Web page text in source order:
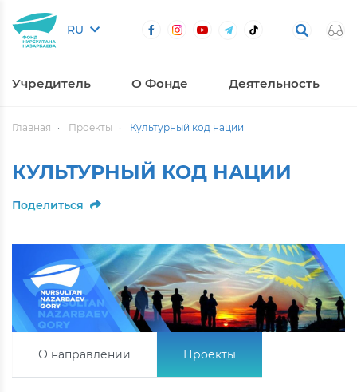
RU
Учредитель О Фонде Деятельность
Главная Проекты Культурный код нации
КУЛЬТУРНЫЙ КОД НАЦИИ
Поделиться
О направлении Проекты